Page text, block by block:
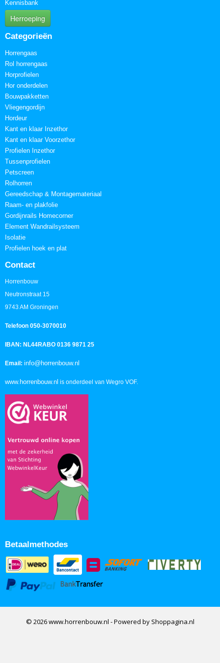
Kennisbank
Herroeping
Categorieën
Horrengaas
Rol horrengaas
Horprofielen
Hor onderdelen
Bouwpakketten
Vliegengordijn
Hordeur
Kant en klaar Inzethor
Kant en klaar Voorzethor
Profielen Inzethor
Tussenprofielen
Petscreen
Rolhorren
Gereedschap & Montagemateriaal
Raam- en plakfolie
Gordijnrails Homecorner
Element Wandrailsysteem
Isolatie
Profielen hoek en plat
Contact
Horrenbouw
Neutronstraat 15
9743 AM Groningen
Telefoon 050-3070010
IBAN: NL44RABO 0136 9871 25
Email: info@horrenbouw.nl
www.horrenbouw.nl is onderdeel van Wegro VOF.
Betaalmethodes
© 2026 www.horrenbouw.nl - Powered by Shoppagina.nl